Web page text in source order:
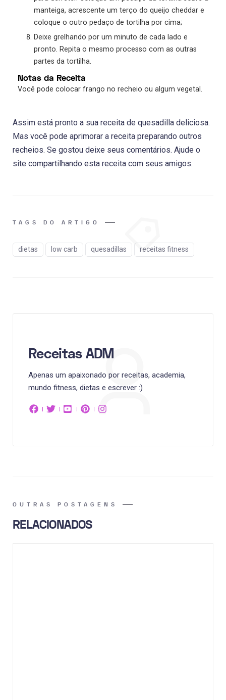
manteiga, acrescente um terço do queijo cheddar e
coloque o outro pedaço de tortilha por cima;
Deixe grelhando por um minuto de cada lado e
pronto. Repita o mesmo processo com as outras
partes da tortilha.
Notas da Receita
Você pode colocar frango no recheio ou algum vegetal.
Assim está pronto a sua receita de quesadilla deliciosa.
Mas você pode aprimorar a receita preparando outros
recheios. Se gostou deixe seus comentários. Ajude o
site compartilhando esta receita com seus amigos.
TAGS DO ARTIGO
dietas low carb quesadillas receitas fitness
Receitas ADM
Apenas um apaixonado por receitas, academia,
mundo fitness, dietas e escrever :)
OUTRAS POSTAGENS
RELACIONADOS